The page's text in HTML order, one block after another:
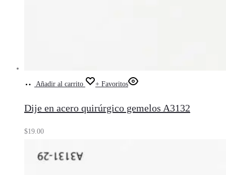
Añadir al carrito + Favoritos
Dije en acero quirúrgico gemelos A3132
$19.00